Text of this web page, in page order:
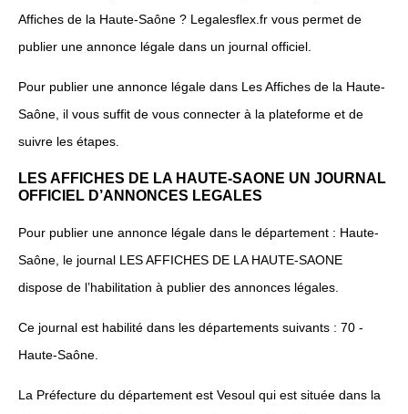
Affiches de la Haute-Saône ? Legalesflex.fr vous permet de
publier une annonce légale dans un journal officiel.
Pour publier une annonce légale dans Les Affiches de la Haute-
Saône, il vous suffit de vous connecter à la plateforme et de
suivre les étapes.
LES AFFICHES DE LA HAUTE-SAONE UN JOURNAL
OFFICIEL D’ANNONCES LEGALES
Pour publier une annonce légale dans le département : Haute-
Saône, le journal LES AFFICHES DE LA HAUTE-SAONE
dispose de l’habilitation à publier des annonces légales.
Ce journal est habilité dans les départements suivants : 70 -
Haute-Saône.
La Préfecture du département est Vesoul qui est située dans la